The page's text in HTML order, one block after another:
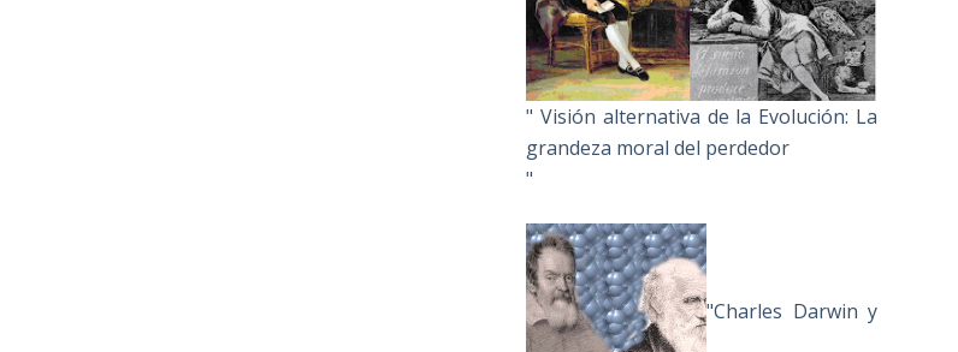
" Visión alternativa de la Evolución: La
grandeza moral del perdedor
"
"Charles Darwin y